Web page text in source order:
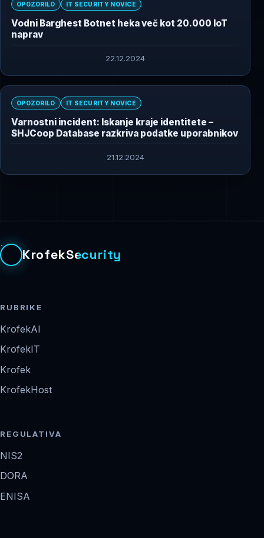
OPOZORILO IT SECURITY NOVICE
Vodni Barghest Botnet heka več kot 20.000 IoT
naprav
22.12.2024
OPOZORILO IT SECURITY NOVICE
Varnostni incident: Iskanje kraje identitete –
SHJCoop Database razkriva podatke uporabnikov
21.12.2024
KrofekSecurity
RUBRIKE
KrofekAI
KrofekIT
Krofek
KrofekHost
REGULATIVA
NIS2
DORA
ENISA